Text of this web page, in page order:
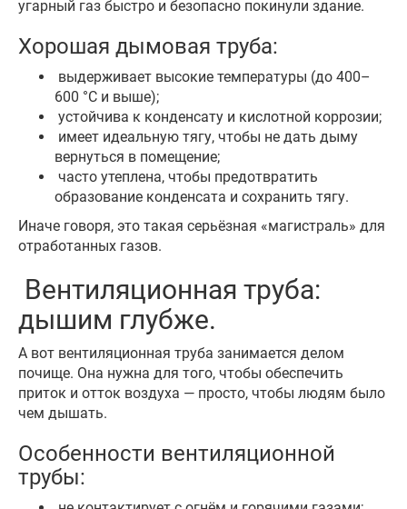
угарный газ быстро и безопасно покинули здание.
Хорошая дымовая труба:
выдерживает высокие температуры (до 400–
600 °C и выше);
устойчива к конденсату и кислотной коррозии;
имеет идеальную тягу, чтобы не дать дыму
вернуться в помещение;
часто утеплена, чтобы предотвратить
образование конденсата и сохранить тягу.
Иначе говоря, это такая серьёзная «магистраль» для
отработанных газов.
Вентиляционная труба:
дышим глубже.
А вот вентиляционная труба занимается делом
почище. Она нужна для того, чтобы обеспечить
приток и отток воздуха — просто, чтобы людям было
чем дышать.
Особенности вентиляционной
трубы: